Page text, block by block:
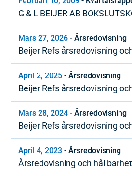
G & L BEIJER AB
JANUARI – DECEMBER 2008
Mars 27, 2026 -Årsredovisning
Beijer Refs årsredovisning
hållbarhetsrapport 2025
April 2, 2025 -Årsredovisning
Beijer Refs årsredovisning
hållbarhetsrapport 2024
Mars 28, 2024 -Årsredovisning
Beijer Refs årsredovisning
hållbarhetsrapport 2023
April 4, 2023 -Årsredovisning
Årsredovisning och